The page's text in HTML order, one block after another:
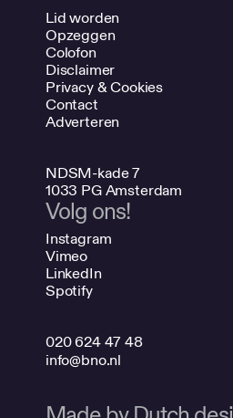
Lid worden
Opzeggen
Colofon
Disclaimer
Privacy & Cookies
Contact
Adverteren
NDSM-kade 7
1033 PG Amsterdam
Volg ons!
Instagram
Vimeo
LinkedIn
Spotify
020 624 47 48
info@bno.nl